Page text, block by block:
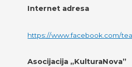
Internet adresa
https://www.facebook.com/
Asocijacija „KulturaNova”